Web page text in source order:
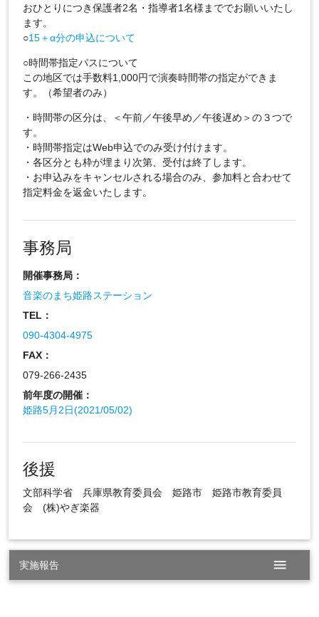
おひとりにつき保護者2名・指導者1名様まででお願いいたし
ます。
○15＋α分の申込について
○時間帯指定パスについて
この地区では手数料1,000円で演奏時間帯の指定ができま
す。（希望者のみ）
・時間帯の区分は、＜午前／午後早め／午後遅め＞の３つで
す。
・時間帯指定はWeb申込でのみ受け付けます。
・各区分とも枠が埋まり次第、受付は終了します。
・お申込みをキャンセルされる場合のみ、参加料と合わせて
指定料金を返金いたします。
事務局
開催事務局：
音楽のまち姫路ステーション
TEL：
090-4304-4975
FAX：
079-266-2435
前年度の開催：
姫路5月2日(2021/05/02)
後援
文部科学省 兵庫県教育委員会 姫路市 姫路市教育委員
会 (株)やぎ楽器
実施報告 menu